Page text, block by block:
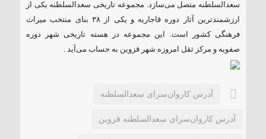
سعدالسلطنه متصل می‌سازد. مجموعه تاریخی سعدالسلطنه یکی از
ارزشمندترین آثار دوره قاجاریه و یکی از ۳۸ بنای منتخب میراث
فرهنگی کشور است. این مجموعه در هسته تاریخی شهر دوره
صفویه و مرکز ثقل امروزه شهر قزوین به حساب می‌آید .
آدرس کاروان‌سرای سعدالسلطنه
آدرس کاروان‌سرای سعدالسلطنه قزوین